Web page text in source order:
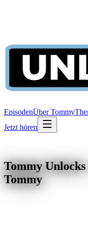
EpisodenÜber Tommy
Jetzt hören
Tommy
Tommy